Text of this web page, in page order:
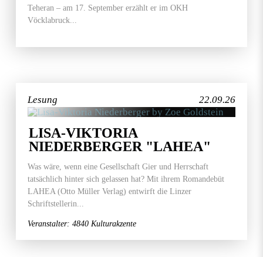
Teheran – am 17. September erzählt er im OKH
Vöcklabruck...
22.09.26
Lesung
LISA-VIKTORIA
NIEDERBERGER "LAHEA"
Was wäre, wenn eine Gesellschaft Gier und Herrschaft
tatsächlich hinter sich gelassen hat? Mit ihrem Romandebüt
LAHEA (Otto Müller Verlag) entwirft die Linzer
Schriftstellerin...
Veranstalter: 4840 Kulturakzente